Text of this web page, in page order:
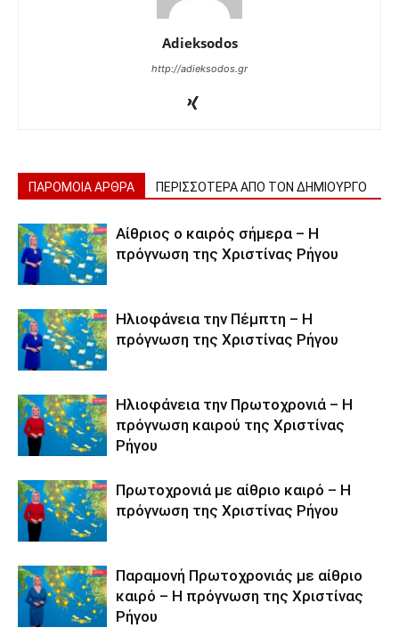
Adieksodos
http://adieksodos.gr
ΠΑΡΟΜΟΙΑ ΑΡΘΡΑ ΠΕΡΙΣΣΟΤΕΡΑ ΑΠΟ ΤΟΝ ΔΗΜΙΟΥΡΓΟ
Αίθριος ο καιρός σήμερα – Η
πρόγνωση της Χριστίνας Ρήγου
Ηλιοφάνεια την Πέμπτη – Η
πρόγνωση της Χριστίνας Ρήγου
Ηλιοφάνεια την Πρωτοχρονιά – Η
πρόγνωση καιρού της Χριστίνας
Ρήγου
Πρωτοχρονιά με αίθριο καιρό – Η
πρόγνωση της Χριστίνας Ρήγου
Παραμονή Πρωτοχρονιάς με αίθριο
καιρό – Η πρόγνωση της Χριστίνας
Ρήγου